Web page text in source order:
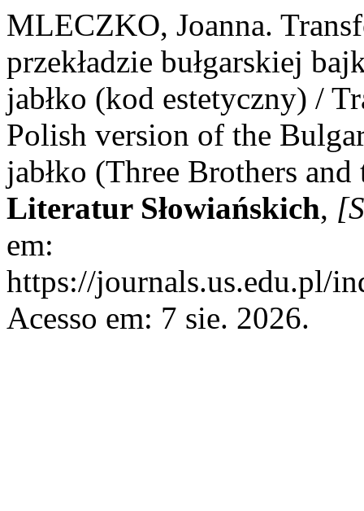
MLECZKO, Joanna.
przekładzie bułgarskiej
jabłko (kod estetyczny) /
Polish version of the
jabłko (Three Brothers
Literatur Słowiańskich,
em:
https://journals.us.edu.pl/
Acesso em: 7 sie. 2026.